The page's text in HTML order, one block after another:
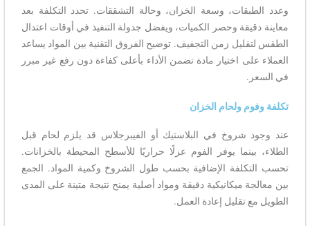
وعدد الطبقات، وسعة الخزان، وحالة التشققات. تحدد التكلفة بعد
معاينة دقيقة وحصر الكميات، ويفضل جدولة التنفيذ في أوقات اعتدال
الطقس لتقليل زمن التجفيف. توضيح الفروق التقنية بين المواد يساعد
العملاء على اختيار مادة تضمن الأداء بأعلى كفاءة دون رفع غير مبرر
في السعر.
تكلفة وفوم ولحام الخزان
عند وجود شروخ في البلاستيك أو الفيبرجلاس قد يلزم لحام قبل
الطلاء، بينما يوفر الفوم عزلًا حراريًا للأسطح المحيطة بالخزانات.
تحسب التكلفة الإضافية بحسب طول الشروخ وكمية المواد. الجمع
بين معالجة ميكانيكية دقيقة ومواد أصلية يمنح نتيجة متينة على المدى
الطويل مع تقليل إعادة العمل.